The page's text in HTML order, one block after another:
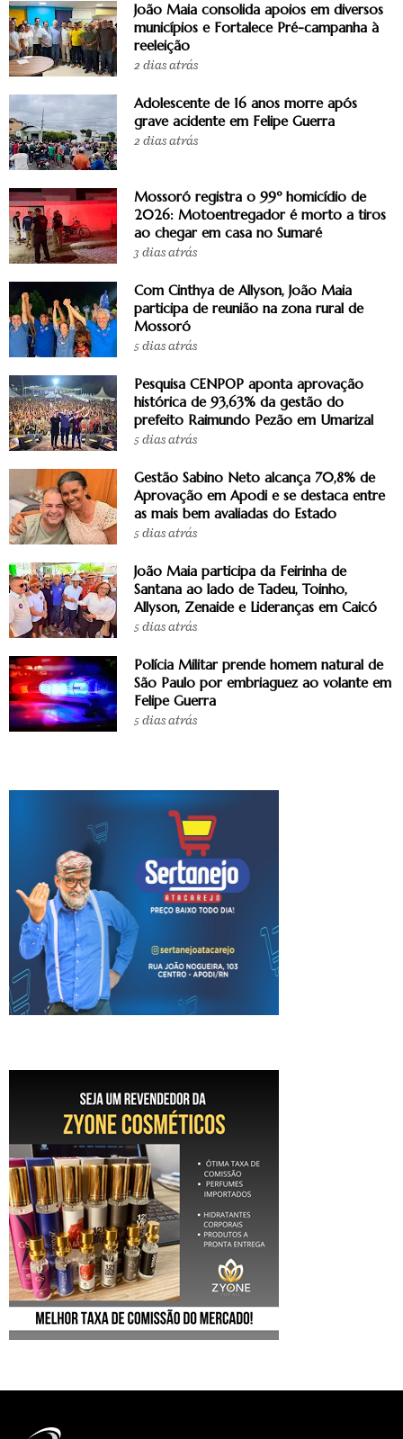
João Maia consolida apoios em diversos
municípios e Fortalece Pré-campanha à
reeleição
2 dias atrás
Adolescente de 16 anos morre após
grave acidente em Felipe Guerra
2 dias atrás
Mossoró registra o 99º homicídio de
2026: Motoentregador é morto a tiros
ao chegar em casa no Sumaré
3 dias atrás
Com Cinthya de Allyson, João Maia
participa de reunião na zona rural de
Mossoró
5 dias atrás
Pesquisa CENPOP aponta aprovação
histórica de 93,63% da gestão do
prefeito Raimundo Pezão em Umarizal
5 dias atrás
Gestão Sabino Neto alcança 70,8% de
Aprovação em Apodi e se destaca entre
as mais bem avaliadas do Estado
5 dias atrás
João Maia participa da Feirinha de
Santana ao lado de Tadeu, Toinho,
Allyson, Zenaide e Lideranças em Caicó
5 dias atrás
Polícia Militar prende homem natural de
São Paulo por embriaguez ao volante em
Felipe Guerra
5 dias atrás